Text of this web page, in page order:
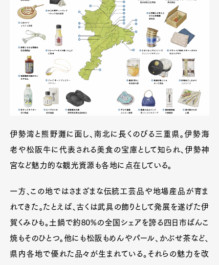
伊勢湾と熊野灘に面し、南北に長くのびる三重県。伊勢海
老や松阪牛に代表される美食の宝庫として知られ、伊勢神
宮など魅力的な観光資源も各地に点在している。
一方、この地ではさまざまな伝統工芸品や地場産品が育ま
れてきた。たとえば、古くは武具の飾りとして発展を遂げた伊
賀くみひも。土鍋で約80%の全国シェアを誇る四日市ばんこ
焼もそのひとつ。他にも松阪もめんやパール、かぶせ茶など、
県内各地で優れた品々が生まれている。それらの魅力を改